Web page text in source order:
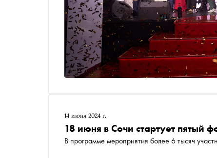
14 июня 2024 г.
18 июня в Сочи стартует пятый
В программе мероприятия более 6 тысяч